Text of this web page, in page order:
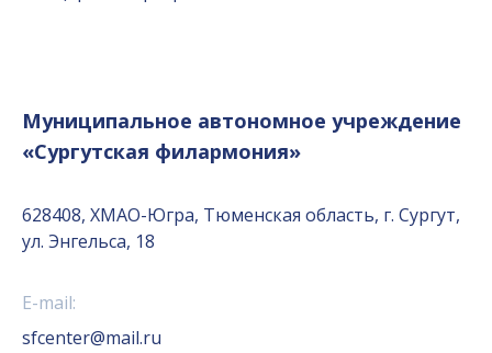
Муниципальное автономное учреждение
«Сургутская филармония»
628408, ХМАО-Югра, Тюменская область, г. Сургут,
ул. Энгельса, 18
E-mail:
sfcenter@mail.ru